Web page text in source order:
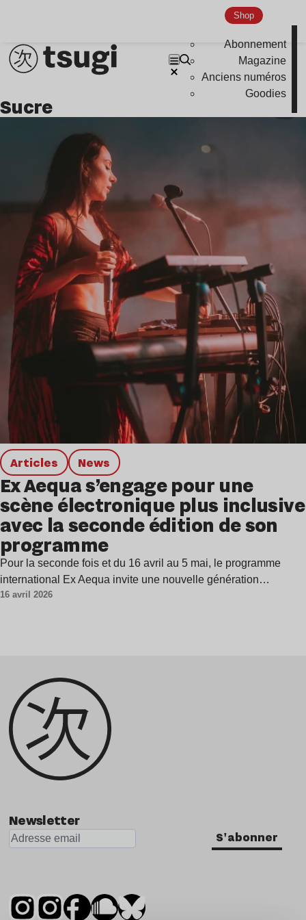
Shop
Abonnement
Magazine
Anciens numéros
Goodies
Sucre
Articles news
Ex Aequa s’engage pour une
scène électronique plus inclusive
avec la seconde édition de son
programme
Pour la seconde fois et du 16 avril au 5 mai, le programme
international Ex Aequa invite une nouvelle génération…
16 avril 2026
Newsletter
S'abonner